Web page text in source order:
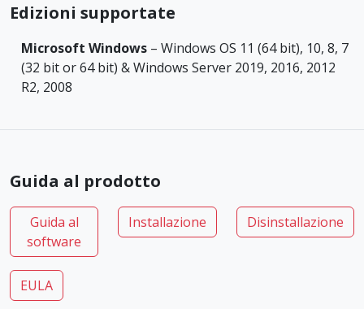
Edizioni supportate
Microsoft Windows – Windows OS 11 (64 bit), 10, 8, 7
(32 bit or 64 bit) & Windows Server 2019, 2016, 2012
R2, 2008
Guida al prodotto
Guida al
software
Installazione Disinstallazione
EULA